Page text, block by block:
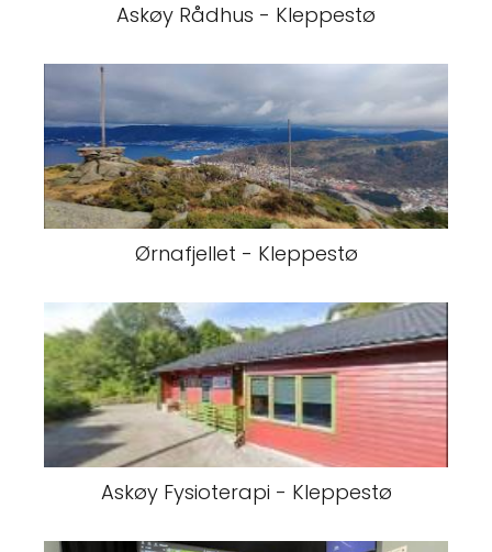
Askøy Rådhus - Kleppestø
Ørnafjellet - Kleppestø
Askøy Fysioterapi - Kleppestø